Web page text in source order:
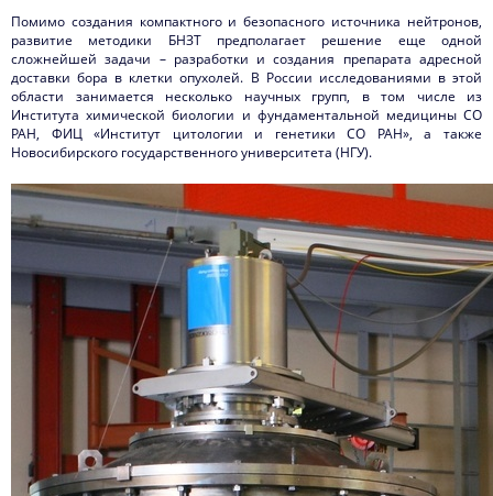
Помимо создания компактного и безопасного источника нейтронов,
развитие методики БНЗТ предполагает решение еще одной
сложнейшей задачи – разработки и создания препарата адресной
доставки бора в клетки опухолей. В России исследованиями в этой
области занимается несколько научных групп, в том числе из
Института химической биологии и фундаментальной медицины СО
РАН, ФИЦ «Институт цитологии и генетики СО РАН», а также
Новосибирского государственного университета (НГУ).